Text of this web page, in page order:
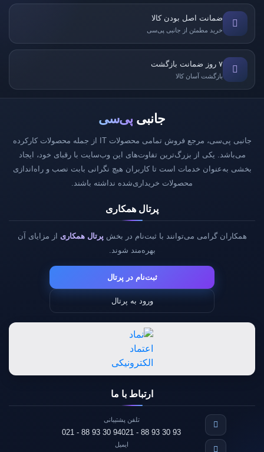
ضمانت اصل بودن کالا
خرید مطمئن از جانبی پی‌سی
۷ روز ضمانت بازگشت
بازگشت آسان کالا
جانبی پی‌سی
جانبی پی‌سی، مرجع فروش تمامی محصولات IT از جمله محصولات کارکرده
می‌باشد. یکی از بزرگ‌ترین تفاوت‌های این وب‌سایت با رقبای خود، ایجاد
بخشی به‌عنوان خدمات است تا کاربران هیچ نگرانی بابت نصب و راه‌اندازی
محصولات خریداری‌شده نداشته باشند.
پرتال همکاری
همکاران گرامی می‌توانند با ثبت‌نام در بخش پرتال همکاری از مزایای آن
بهره‌مند شوند.
ثبت‌نام در پرتال
ورود به پرتال
ارتباط با ما
تلفن پشتیبانی
021 - 88 93 30 93
021 - 88 93 30 94
ایمیل